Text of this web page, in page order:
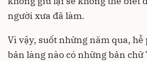
người xưa đã làm.
Vì vậy, suốt những năm qua, hễ
bản làng nào có những bản chữ